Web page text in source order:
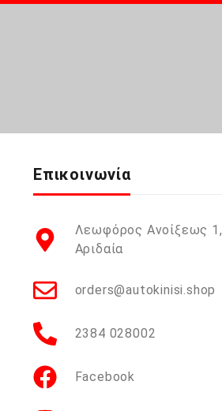
Επικοινωνία
Λεωφόρος Ανοίξεως 1,
Αριδαία
orders@autokinisi.shop
2384 028002
Facebook